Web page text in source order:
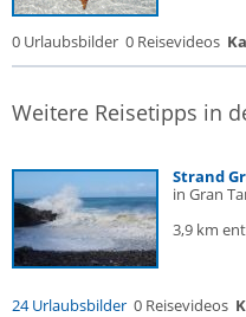
0 Urlaubsbilder 0 Reisevideos
Weitere Reisetipps in
Strand
in Gran
3,9 km
24 Urlaubsbilder 0 Reisevideos